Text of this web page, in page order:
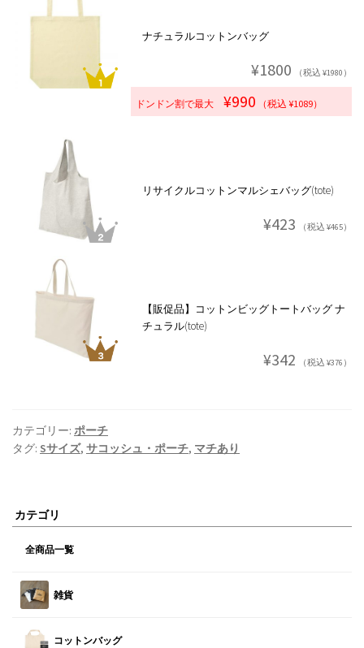
ナチュラルコットンバッグ
¥1800 （税込 ¥1980）
ドンドン割で最大 ¥990 （税込 ¥1089）
リサイクルコットンマルシェバッグ(tote)
¥423 （税込 ¥465）
【販促品】コットンビッグトートバッグ ナ
チュラル(tote)
¥342 （税込 ¥376）
カテゴリー: ポーチ
タグ: Sサイズ, サコッシュ・ポーチ, マチあり
カテゴリ
全商品一覧
雑貨
コットンバッグ